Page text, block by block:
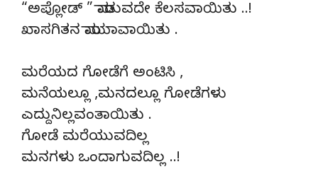
“ಅಪ್ಲೋಡ್ ” ಮಾಡುವದೇ ಕೆಲಸವಾಯಿತು ..!
ಖಾಸಗಿತನ‌ ಮಾಯಾವಾಯಿತು .
ಮರೆಯದ ಗೋಡೆಗೆ ಅಂಟಿಸಿ ,
ಮನೆಯಲ್ಲೂ ,ಮನದಲ್ಲೂ ಗೋಡೆಗಳು
ಎದ್ದುನಿಲ್ಲವಂತಾಯಿತು .
ಗೋಡೆ ಮರೆಯುವದಿಲ್ಲ
ಮನಗಳು ಒಂದಾಗುವದಿಲ್ಲ ..!